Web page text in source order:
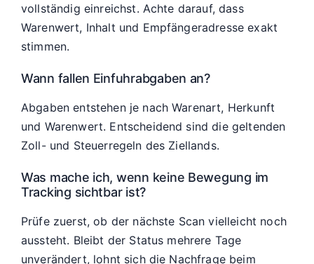
vollständig einreichst. Achte darauf, dass
Warenwert, Inhalt und Empfängeradresse exakt
stimmen.
Wann fallen Einfuhrabgaben an?
Abgaben entstehen je nach Warenart, Herkunft
und Warenwert. Entscheidend sind die geltenden
Zoll- und Steuerregeln des Ziellands.
Was mache ich, wenn keine Bewegung im
Tracking sichtbar ist?
Prüfe zuerst, ob der nächste Scan vielleicht noch
aussteht. Bleibt der Status mehrere Tage
unverändert, lohnt sich die Nachfrage beim